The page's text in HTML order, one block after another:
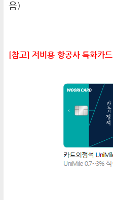
음)
[참고] 저비용 항공사 특화카드